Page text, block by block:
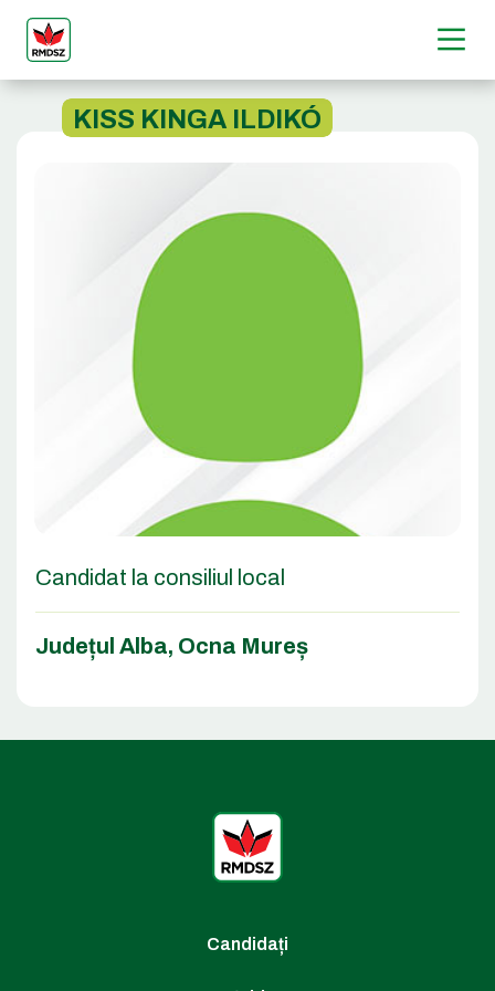
KISS KINGA ILDIKÓ
Candidat la consiliul local
Județul Alba, Ocna Mureș
Candidați